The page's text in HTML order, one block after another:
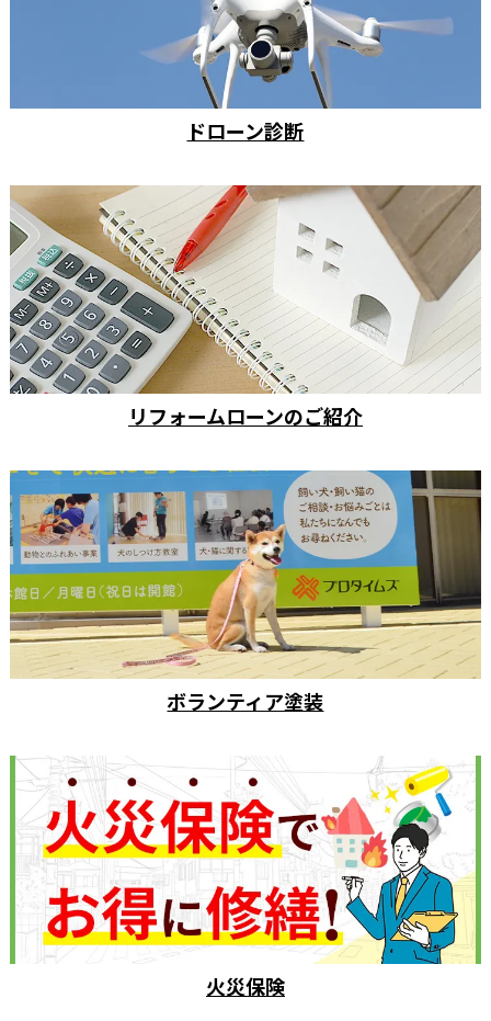
ドローン診断
リフォームローンのご紹介
ボランティア塗装
火災保険